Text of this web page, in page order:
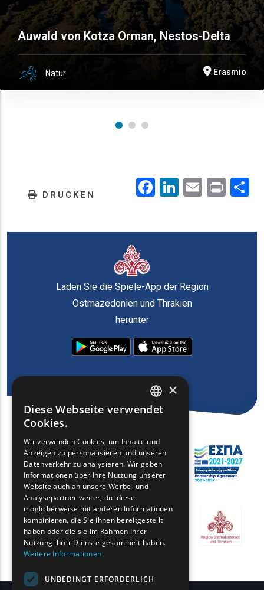
Auwald von Kotza Orman, Nestos-Delta
Natur Erasmio
DRUCKEN Facebook
LinkedIn
EmailPrint
Laden Sie die Spiele-App der Region
Ostmazedonien und Thrakien
herunter
ENGLISH
FRENCH
BULGARIAN
ROMANIAN
TURKISH
×
Diese Webseite verwendet
Cookies.
Wir verwenden Cookies, um Inhalte und
Anzeigen zu personalisieren und unseren
Datenverkehr zu analysieren. Wir geben
Informationen über Ihre Nutzung unserer
Website auch an unsere Werbe- und
Analysepartner weiter, die diese
möglicherweise mit anderen Informationen
kombinieren, die Sie ihnen bereitgestellt
haben oder die sie im Rahmen Ihrer
Nutzung ihrer Dienste gesammelt haben.
Weitere Informationen
UNBEDINGT ERFORDERLICH